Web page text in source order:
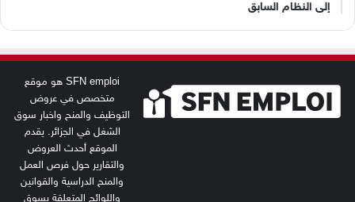
إلى النظام السابق
SFN emploi هو موقع
متخصص في عروض
التوظيف والمنح واخبار سوق
الشغل في الجزائر. يقدم
الموقع أحدث العروض
والتقارير حول فرص العمل
والمنح الدراسية والقوانين
واللوائح المتعلقة بسوق